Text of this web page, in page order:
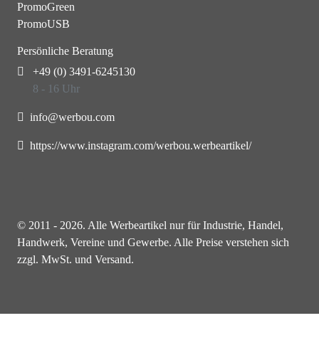
PromoGreen
PromoUSB
Persönliche Beratung
+49 (0) 3491-6245130
8 - 16 Uhr
info@werbou.com
https://www.instagram.com/werbou.werbeartikel/
© 2011 - 2026. Alle Werbeartikel nur für Industrie, Handel,
Handwerk, Vereine und Gewerbe. Alle Preise verstehen sich
zzgl. MwSt. und Versand.